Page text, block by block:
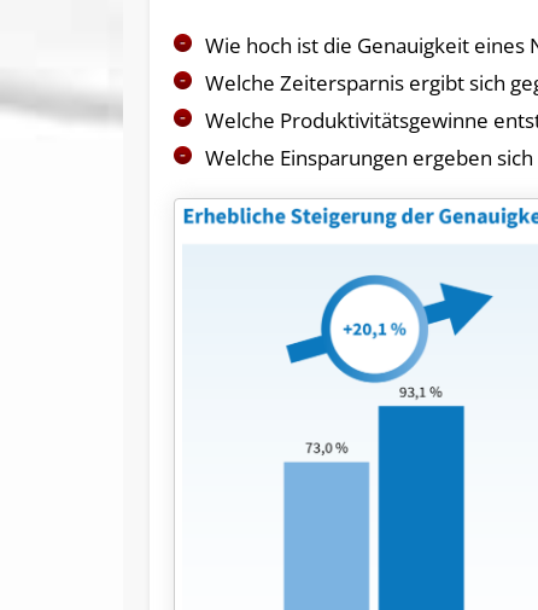
Wie hoch ist die Genauigkeit
Welche Zeitersparnis ergibt sich
Welche Produktivitätsgewinne
Welche Einsparungen ergeben